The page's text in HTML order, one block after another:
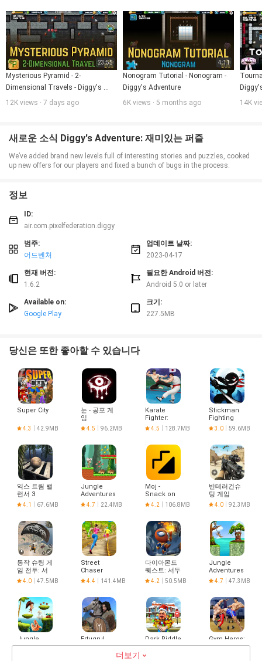
잡한 광산 미로를 빠져 나가 보세요!
▶ 퍼즐을 풀지 못하셨나요? 저희 온라인 고객 지원 팀이 24시간 상시 대기하고
있습니다. 문의해 보세요!
▶ 매주 퍼즐과 절을 비롯한 새 컨텐츠가 무료로 제공합니다. 미로 게임 업데이
트를 잊지 말고 확인하세요!
▶ 숨겨진 보물을 파헤치고 발굴하여 신탁받은 퀘스트를 달성하고 수수께끼를
풀어 보세요.
▶ 고고학자처럼 잠자고 있는 고대 세계의 비밀을 벗겨내 보세요.
▶ 단서를 이용하여 궤짝을 열고 광부가 되어 광산을 발굴해 보세요!
▶ 실제 광부처럼 열심히 파헤쳐서 새로운 획득물이나 보물을 발견해 보세요.
새 아이템이나 에너지 충전제를 만들면 지하 감옥이나 미로를 발굴하는 데 도움
보물 찾기 게임이 아니라, 필요한 벽돌을 모두 깨어서 금을 충분히 채굴하면 신
나는 모험을 계속할 수 있는 게임입니다.
신탁을 받은 퀘스트를 달성하며, 올바른 길로 따라가면 새로운 방을 발견하게 됩
제물을 경험하고, 캠프를 화려한 테마로 장식할 수 있으며, 다른 플레이어에게
선물도 보낼 수 있습니다. 미스터리와 퍼즐을 풀어 보세요! 끊임없이 펼쳐지는
미로를 탈출하고 광산을 채굴하는 동안 새로운 문명에 대해서도 배울 수 있습니
다. 수수께끼로 가득 찬 2D 채굴 어드벤처를 놓치지 마세요!
주의 사항! Diggy's Adventure는 무료로 제공되는 온라인 게임이며 다운로드받
고 실행하려면 네트워크 연결이 필요합니다. 일부 인-게임 아이템은 실제 통화로
구매할 수 있습니다. 이 기능을 사용하지 않으려면 해당 디바이스의 설정에서
인-앱 구매 기능을 비활성화하십시오.
광산에 대한 제안이나 문제가 있으세요? https://care.pxfd.co/diggysadventure
에 방문하여 저희 커뮤니티 관리자에게 알려주십시오.
약관: http://pxfd.co/eula
개인 정보 정책: http://pxfd.co/privacy
23:55
Mysterious Pyramid - 2-
Dimensional Travels - Diggy's
Adventure
12K views · 7 days ago
4:11
Nonogram Tutorial - Nonogram -
Diggy's Adventure
6K views · 5 months ago
14K
새로운 소식 Diggy's Adventure: 재미있는 퍼즐
We’ve added brand new levels full of interesting stories and puzzles, cooked
up new offers for our players and fixed a bunch of bugs in the process.
정보
ID:
air.com.pixelfederation.diggy
범주:
어드벤처
업데이트 날짜:
2023-04-17
현재 버전:
1.6.2
필요한 Android 버전:
Android 5.0 or later
Available on:
Google Play
크기:
227.5MB
당신은 또한 좋아할 수 있습니다
Super City
4.3 42.9MB
눈 - 공포 게
임
4.5 96.2MB
Karate
Fighter:
Fighting
Games
4.5 128.7MB
Stickman
Fighting
3.0 59.6MB
익스 트림 밸
런서 3
4.1 67.6MB
Jungle
Adventures
4.7 22.4MB
Moj -
Snack on
Indian
Short
Made in
India
4.2 106.8MB
반테러건슈
팅 게임
4.0 92.3MB
동작 슈팅 게
임 전투: 서
사시 총 게임
스트라이크
4.0 47.5MB
Street
Chaser
4.4 141.4MB
다이아몬드
퀘스트: 서두
르지 마세요!
4.2 50.5MB
Jungle
Adventures
2 4.7 47.3MB
Jungle
Adventures
Ertugrul
Gazi 2
160.1MB
Dark Riddle
Gym Heros:
Fighting
더보기